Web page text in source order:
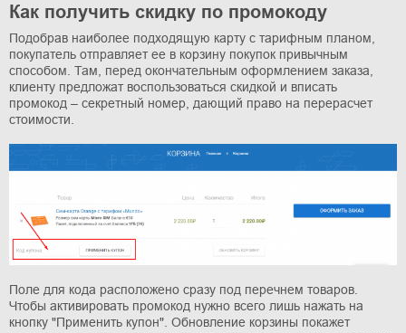
Как получить скидку по промокоду
Подобрав наиболее подходящую карту с тарифным планом,
покупатель отправляет ее в корзину покупок привычным
способом. Там, перед окончательным оформлением заказа,
клиенту предложат воспользоваться скидкой и вписать
промокод – секретный номер, дающий право на перерасчет
стоимости.
Поле для кода расположено сразу под перечнем товаров.
Чтобы активировать промокод нужно всего лишь нажать на
кнопку "Применить купон". Обновление корзины покажет